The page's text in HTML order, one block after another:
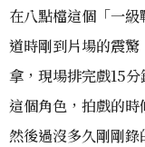
在八點檔這個「一
道時剛到片場的震
拿，現場排完戲15
這個角色，拍戲的時
然後過沒多久剛剛錄